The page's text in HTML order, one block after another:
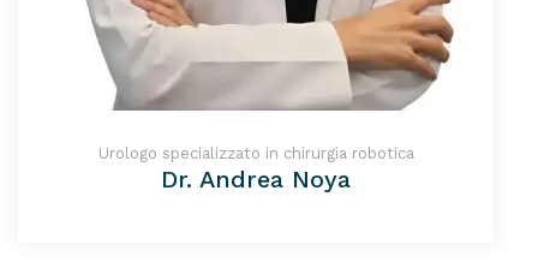
Urologo specializzato in chirurgia robotica
Dr. Andrea Noya